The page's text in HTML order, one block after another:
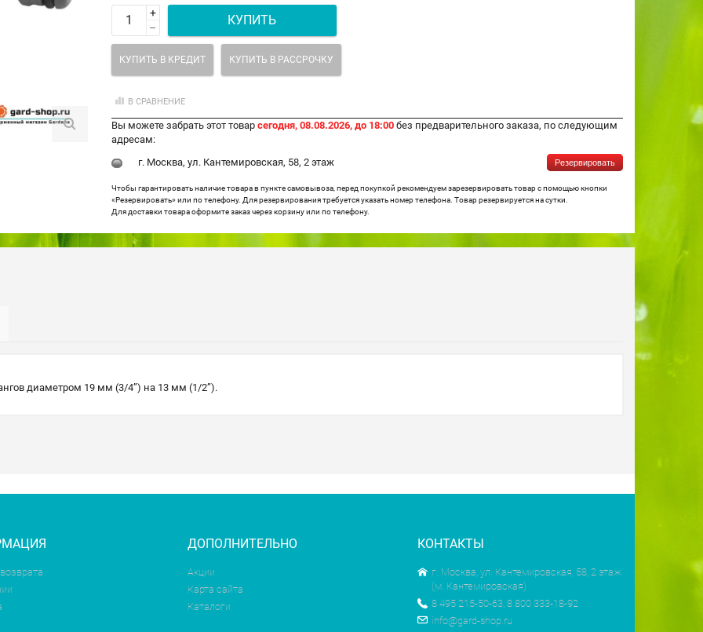
+
–
КУПИТЬ
КУПИТЬ В КРЕДИТ КУПИТЬ В РАССРОЧКУ
В СРАВНЕНИЕ
Вы можете забрать этот товар сегодня, 08.08.2026, до 18:00 без предварительного заказа, по следующим
адресам:
г. Москва, ул. Кантемировская, 58, 2 этаж
Резервировать
Чтобы гарантировать наличие товара в пункте самовывоза, перед покупкой рекомендуем зарезервировать товар с помощью кнопки
«Резервировать» или по телефону. Для резервирования требуется указать номер телефона. Товар резервируется на сутки.
Для доставки товара оформите заказ через корзину или по телефону.
диаметром 19 мм (3/4”) на 13 мм (1/2”).
ДОПОЛНИТЕЛЬНО
Акции
Карта сайта
Каталоги
КОНТАКТЫ
г. Москва, ул. Кантемировская, 58, 2 этаж
(м. Кантемировская)
8 495 215-50-63, 8 800 333-18-92
info@gard-shop.ru